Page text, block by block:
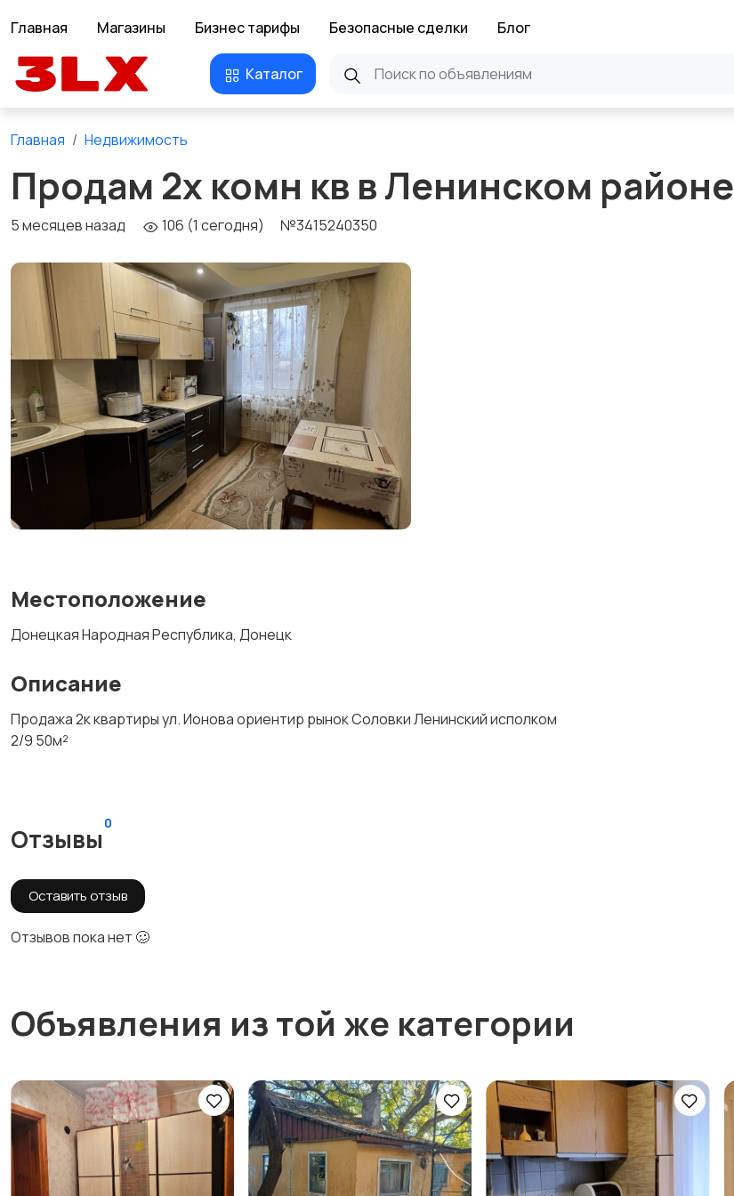
Главная Магазины Бизнес тарифы Безопасные сделки Блог
Каталог
Главная Недвижимость
Продам 2х комн кв в Ленинском районе
5 месяцев назад 106 (1 сегодня) №3415240350
Местоположение
Донецкая Народная Республика, Донецк
Описание
Продажа 2к квартиры ул. Ионова ориентир рынок Соловки Ленинский исполком
2/9 50м²
Отзывы
0
Оставить отзыв
Отзывов пока нет 🥴
Объявления из той же категории